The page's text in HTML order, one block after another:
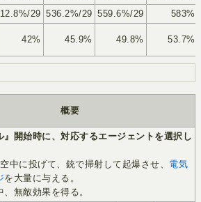
29 536.2%/29 559.6%/29 583%
42% 45.9% 49.8% 53.7%
概要
』開始時に、対応するエージェントを選択し
中に投げて、銃で掃射して起爆させ、 電気
を大量に与える。
、無敵効果を得る。